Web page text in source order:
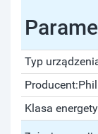
Typ
Producent:
Klasa